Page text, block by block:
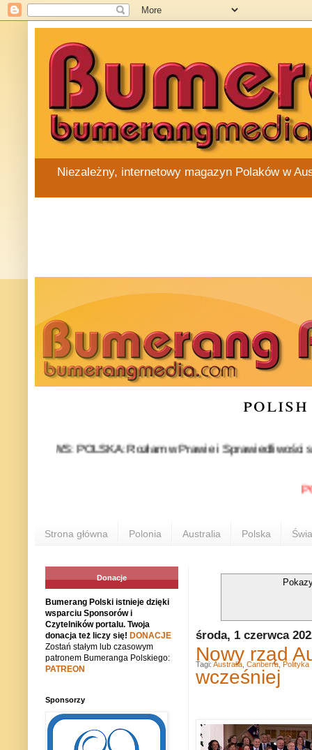
Niezależny, internetowy magazyn Polaków w
POLSKA: Rozłam w Prawie i Sprawiedliwości stał się
Strona główna Polonia Australia Polska
środa, 1 czerwca
Nowy rząd
wcześniej
Tagi: Australia Canberra Polityka
Donacje
Bumerang Polski istnieje dzięki
wsparciu Sponsorów i
Czytelników portalu. Twoja
donacja też liczy się! DONACJE
Zostań stałym lub czasowym
patronem Bumeranga Polskiego:
PATREON
Sponsorzy